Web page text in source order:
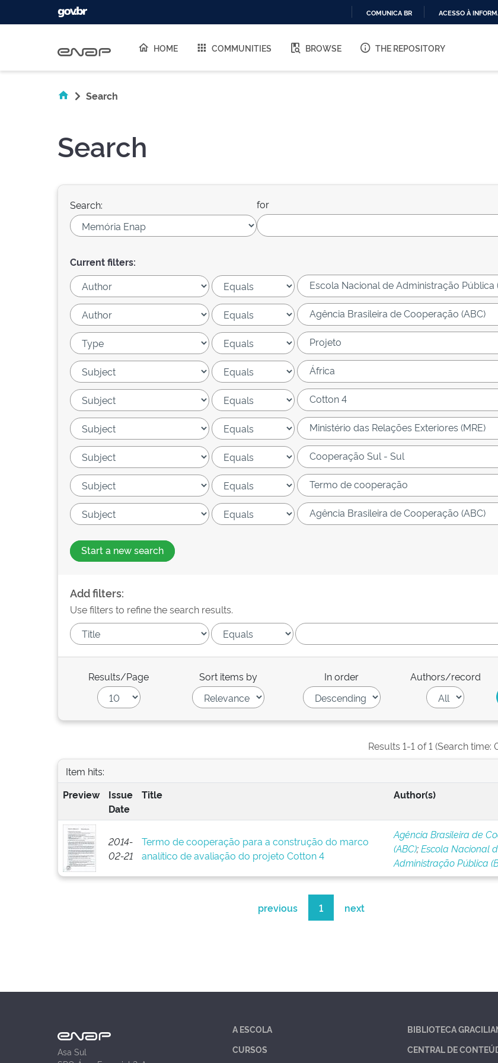
O
COMUNICA BR ACESSO À
HOME COMMUNITIES BROWSE THE REPOSITORY
Search
Search
Search: for
Current filters:
Start a new search
Add filters:
Use filters to refine the search results.
Results/Page Sort items by In order Authors/record
Results 1-1 of 1 (Search time:
Item hits:
Preview
Issue
Date
Title Author(s)
2014-
02-21
Termo de cooperação para a construção do marco
analítico de avaliação do projeto Cotton 4
Agência Brasileira de
(ABC);Escola Nacional
Administração Pública
previous 1 next
Asa Sul
A ESCOLA
CURSOS
BIBLIOTECA
CENTRAL DE